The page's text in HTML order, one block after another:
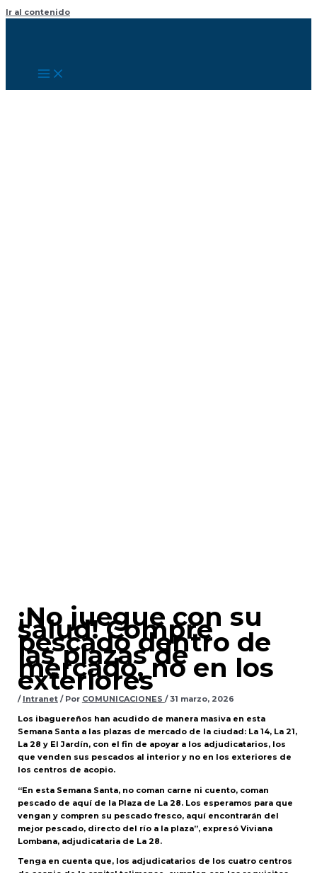
Ir al contenido
¡No juegue con su
salud! Compre
pescado dentro de
las plazas de
mercado, no en los
exteriores
/ Intranet/ Por COMUNICACIONES / 31 marzo, 2026
Los ibaguereños han acudido de manera masiva en esta
Semana Santa a las plazas de mercado de la ciudad: La 14, La 21,
La 28 y El Jardín, con el fin de apoyar a los adjudicatarios, los
que venden sus pescados al interior y no en los exteriores de
los centros de acopio.
“En esta Semana Santa, no coman carne ni cuento, coman
pescado de aquí de la Plaza de La 28. Los esperamos para que
vengan y compren su pescado fresco, aquí encontrarán del
mejor pescado, directo del río a la plaza”, expresó Viviana
Lombana, adjudicataria de La 28.
Tenga en cuenta que, los adjudicatarios de los cuatro centros